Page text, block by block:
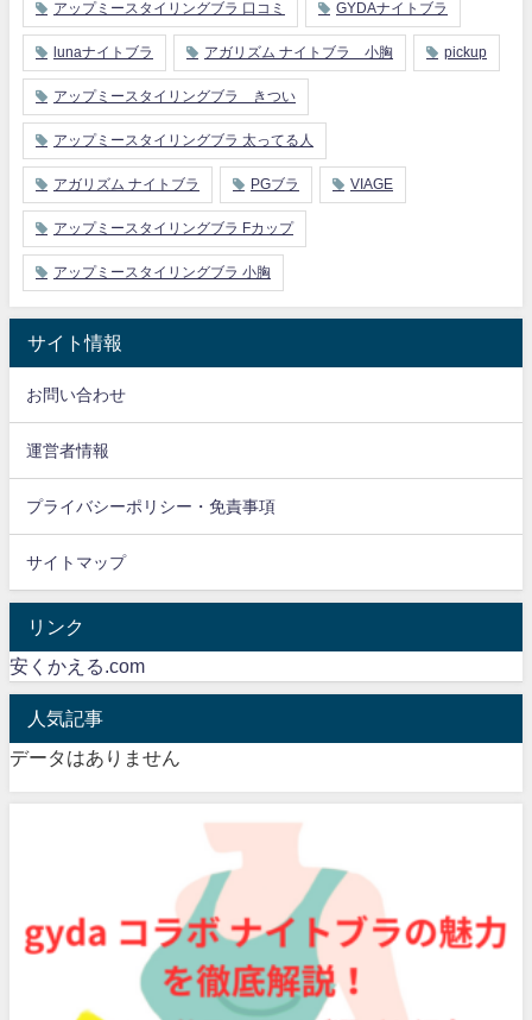
アップミースタイリングブラ 口コミ GYDAナイトブラ
lunaナイトブラ アガリズム ナイトブラ 小胸 pickup
アップミースタイリングブラ きつい
アップミースタイリングブラ 太ってる人
アガリズム ナイトブラ PGブラ VIAGE
アップミースタイリングブラ Fカップ
アップミースタイリングブラ 小胸
サイト情報
お問い合わせ
運営者情報
プライバシーポリシー・免責事項
サイトマップ
リンク
安くかえる.com
人気記事
データはありません